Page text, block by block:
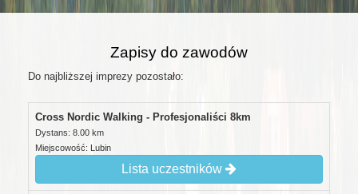
Zapisy do zawodów
Do najbliższej imprezy pozostało:
Cross Nordic Walking - Profesjonaliści 8km
Dystans: 8.00 km
Miejscowość: Lubin
Lista uczestników